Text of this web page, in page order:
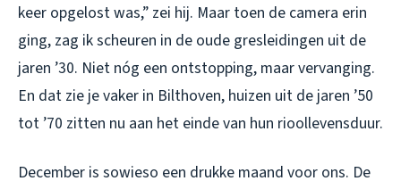
keer opgelost was,” zei hij. Maar toen de camera erin
ging, zag ik scheuren in de oude gresleidingen uit de
jaren ’30. Niet nóg een ontstopping, maar vervanging.
En dat zie je vaker in Bilthoven, huizen uit de jaren ’50
tot ’70 zitten nu aan het einde van hun rioollevensduur.
December is sowieso een drukke maand voor ons. De